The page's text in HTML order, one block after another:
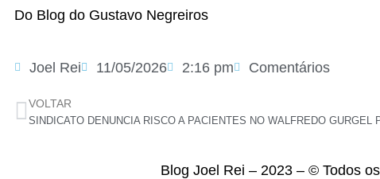
Do Blog do Gustavo Negreiros
Joel Rei 11/05/2026 2:16 pm Comentários
VOLTAR
Blog Joel Rei – 2023 – © Todos